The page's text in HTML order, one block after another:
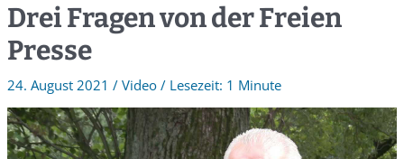
Drei Fragen von der Freien
Presse
24. August 2021 / Video/ 1 Minute